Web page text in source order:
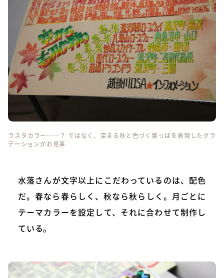
ラスタカラー……？ ではなく、深まる秋と色づく葉っぱを表現したグラ
デーションがお見事
水落さんが文字以上にこだわっているのは、配色
だ。春なら春らしく、秋なら秋らしく。月ごとに
テーマカラーを設定して、それに合わせて制作し
ている。